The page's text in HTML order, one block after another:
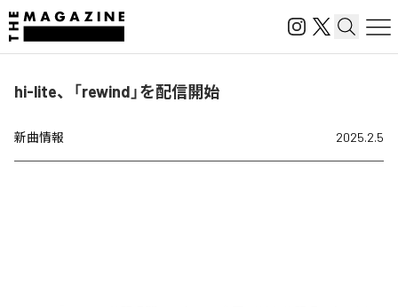
hi-lite、「rewind」を配信開始
新曲情報 2025.2.5